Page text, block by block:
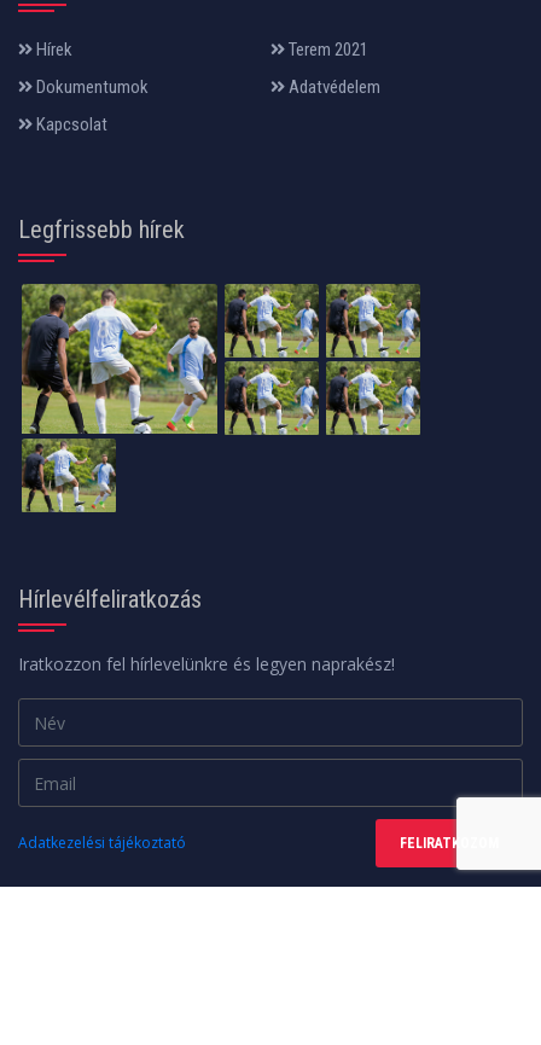
Hírek
Terem 2021
Dokumentumok
Adatvédelem
Kapcsolat
Legfrissebb hírek
Hírlevélfeliratkozás
Iratkozzon fel hírlevelünkre és legyen naprakész!
Adatkezelési tájékoztató FELIRATKOZOM